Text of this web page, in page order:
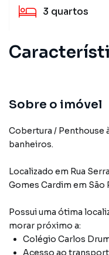
3 quartos
Sobre o imóvel
Cobertura / Penthouse
banheiros.
Localizado em Rua
Gomes Cardim em São
Possui uma ótima
morar próximo a:
Colégio Carlos
Acesso ao